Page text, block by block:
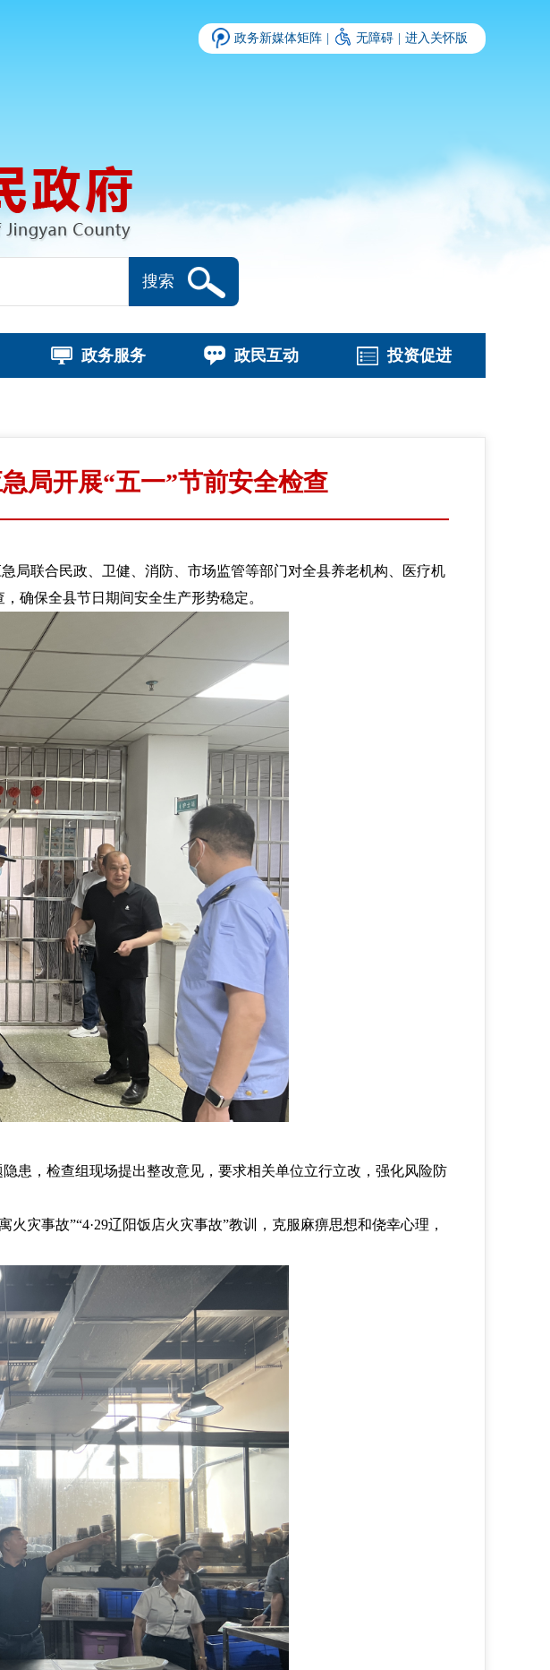
政务新媒体矩阵 无障碍 进入关怀版
搜索
政务服务 政民互动 投资促进
局开展“五一”节前安全检查
联合民政、卫健、消防、市场监管等部门对全县养老机构、医疗机
确保全县节日期间安全生产形势稳定。
，检查组现场提出整改意见，要求相关单位立行立改，强化风险防
灾事故”“4·29辽阳饭店火灾事故”教训，克服麻痹思想和侥幸心理，